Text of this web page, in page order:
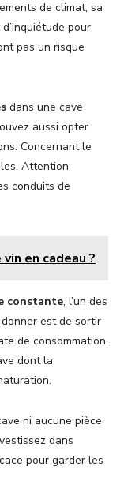
de climat, sa
pour
pas un risque
dans une cave
aussi opter
Concernant le
Attention
conduits de
en cadeau ?
constante, l’un des
est de sortir
de consommation.
dont la
ni aucune pièce
dans
pour garder les